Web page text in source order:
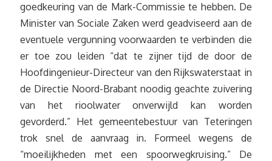
goedkeuring van de Mark-Commissie te hebben. De
Minister van Sociale Zaken werd geadviseerd aan de
eventuele vergunning voorwaarden te verbinden die
er toe zou leiden “dat te zijner tijd de door de
Hoofdingenieur-Directeur van den Rijkswaterstaat in
de Directie Noord-Brabant noodig geachte zuivering
van het rioolwater onverwijld kan worden
gevorderd.” Het gemeentebestuur van Teteringen
trok snel de aanvraag in. Formeel wegens de
“moeilijkheden met een spoorwegkruising.” De